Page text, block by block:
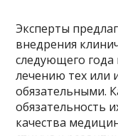
Эксперты
внедрения
следующего
лечению тех или
обязательными.
обязательность
качества